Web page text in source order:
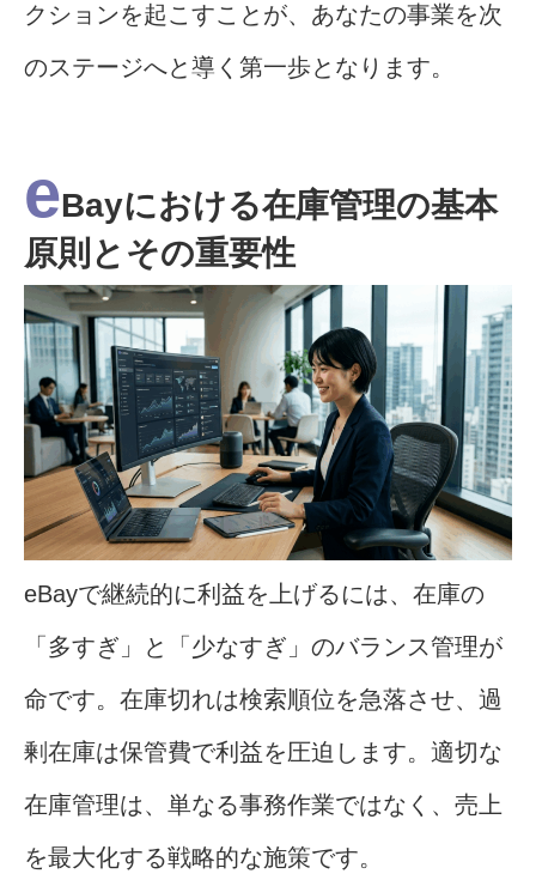
クションを起こすことが、あなたの事業を次
のステージへと導く第一歩となります。
eBayにおける在庫管理の基本
原則とその重要性
eBayで継続的に利益を上げるには、在庫の
「多すぎ」と「少なすぎ」のバランス管理が
命です。在庫切れは検索順位を急落させ、過
剰在庫は保管費で利益を圧迫します。適切な
在庫管理は、単なる事務作業ではなく、売上
を最大化する戦略的な施策です。